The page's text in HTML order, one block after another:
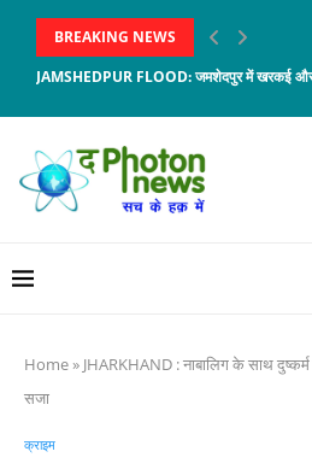
BREAKING NEWS
JAMSHEDPUR FLOOD: जमशेदपुर में खरकई और
Home» JHARKHAND : नाबालिग के साथ
सजा
क्राइम